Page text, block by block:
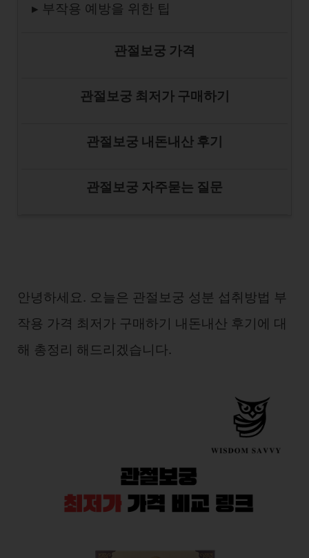
▸ 부작용 예방을 위한 팁
관절보궁 가격
관절보궁 최저가 구매하기
관절보궁 내돈내산 후기
관절보궁 자주묻는 질문
안녕하세요. 오늘은 관절보궁 성분 섭취방법 부
작용 가격 최저가 구매하기 내돈내산 후기에 대
해 총정리 해드리겠습니다.